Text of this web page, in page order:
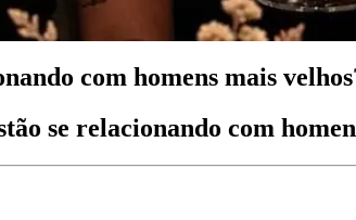
com homens mais
se relacionando com